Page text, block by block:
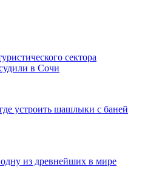
сектора
в Сочи
устроить шашлыки с баней
из древнейших в мире